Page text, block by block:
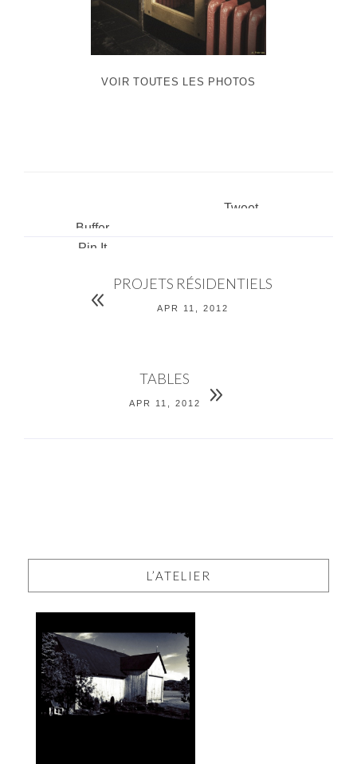
VOIR TOUTES LES PHOTOS
Tweet
Buffer
Pin It
PROJETS RÉSIDENTIELS
APR 11, 2012
TABLES
APR 11, 2012
L’ATELIER